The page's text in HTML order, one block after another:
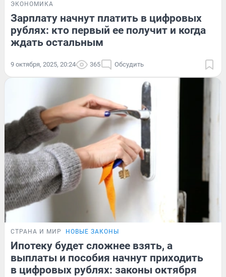
ЭКОНОМИКА
Зарплату начнут платить в цифровых
рублях: кто первый ее получит и когда
ждать остальным
9 октября, 2025, 20:24 365 Обсудить
СТРАНА И МИР НОВЫЕ ЗАКОНЫ
Ипотеку будет сложнее взять, а
выплаты и пособия начнут приходить
в цифровых рублях: законы октября